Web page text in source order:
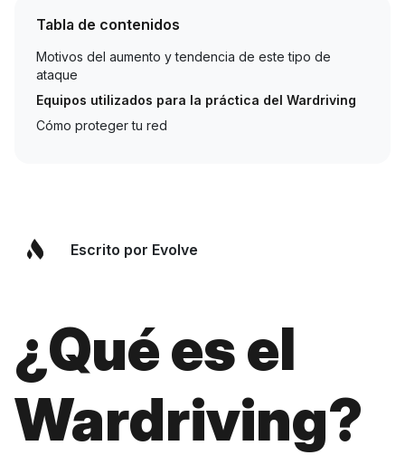
Tabla de contenidos
Motivos del aumento y tendencia de este tipo de
ataque
Equipos utilizados para la práctica del Wardriving
Cómo proteger tu red
Escrito por Evolve
¿Qué es el
Wardriving?